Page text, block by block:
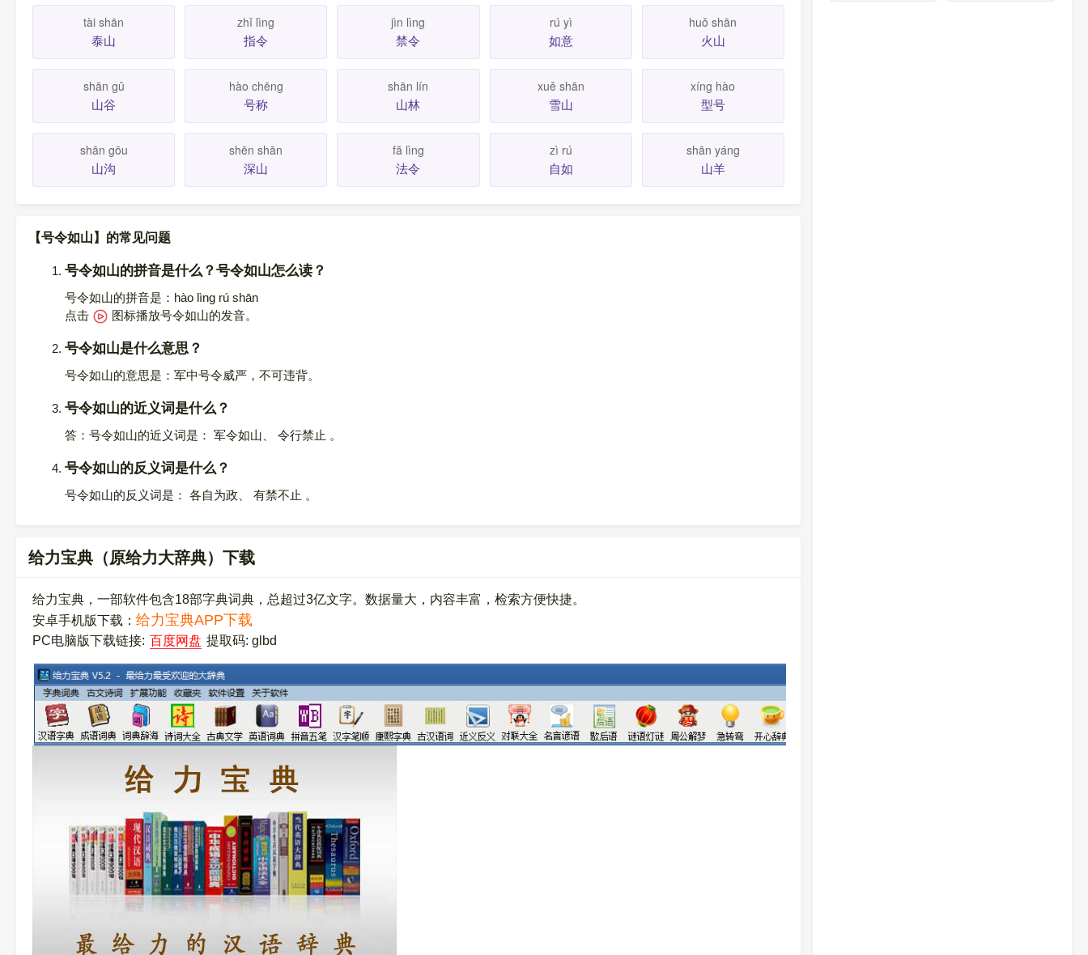
tài shān
泰山
zhǐ lìng
指令
jìn lìng
禁令
rú yì
如意
huǒ shān
火山
shān gǔ
山谷
hào chēng
号称
shān lín
山林
xuě shān
雪山
xíng hào
型号
shān gōu
山沟
shēn shān
深山
fă lìng
法令
zì rú
自如
shān yáng
山羊
【号令如山】的常见问题
号令如山的拼音是什么？号令如山怎么读？
号令如山的拼音是：hào lìng rú shān
点击
图标播放号令如山的发音。
号令如山是什么意思？
号令如山的意思是：军中号令威严，不可违背。
号令如山的近义词是什么？
答：号令如山的近义词是： 军令如山、 令行禁止 。
号令如山的反义词是什么？
号令如山的反义词是： 各自为政、 有禁不止 。
给力宝典（原给力大辞典）下载
给力宝典，一部软件包含18部字典词典，总超过3亿文字。数据量大，内容丰富，检索方便快捷。
安卓手机版下载： 给力宝典APP下载
PC电脑版下载链接: 百度网盘 提取码: glbd